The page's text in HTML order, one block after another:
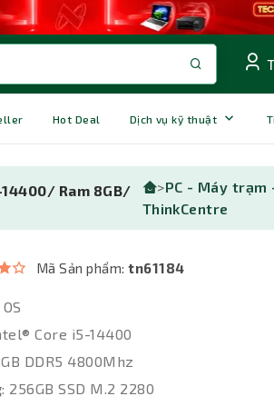
Hot Deal Dịch vụ kỹ thuật
Ram 8GB/
>PC - Máy trạm
ThinkCentre
Mã Sản phẩm:tn61184
Core i5-14400
DDR5 4800Mhz
: 256GB SSD M.2 2280